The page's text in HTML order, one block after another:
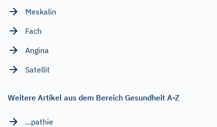
Meskalin
Fach
Angina
Satellit
Weitere Artikel aus dem Bereich Gesundheit A-Z
...pathie